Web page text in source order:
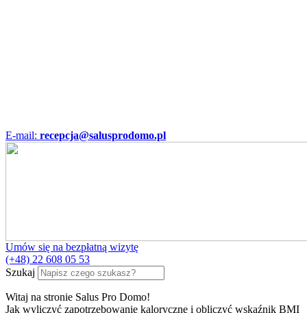
E-mail: recepcja@salusprodomo.pl
Umów się na bezpłatną wizytę
(+48) 22 608 05 53
Szukaj
Witaj na stronie Salus Pro Domo!
Jak wyliczyć zapotrzebowanie kaloryczne i obliczyć wskaźnik BMI